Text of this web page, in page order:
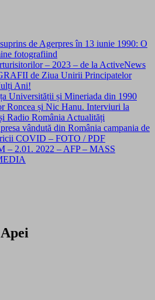
de Agerpres în 13 iunie 1990: O
fotografiind
– 2023 – de la ActiveNews
de Ziua Unirii Principatelor
Ani!
Universității și Mineriada din 1990
Roncea și Nic Hanu. Interviuri la
Radio România Actualități
vândută din România campania de
COVID – FOTO / PDF
– 2.01. 2022 – AFP – MASS